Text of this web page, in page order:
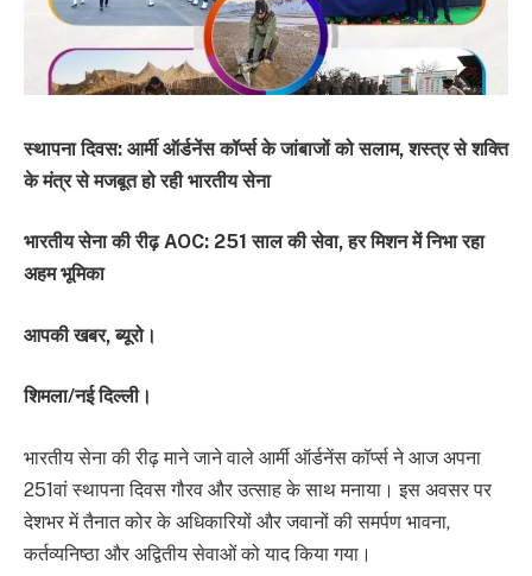
स्थापना दिवस: आर्मी ऑर्डनेंस कॉर्प्स के जांबाजों को सलाम, शस्त्र से शक्ति
के मंत्र से मजबूत हो रही भारतीय सेना
भारतीय सेना की रीढ़ AOC: 251 साल की सेवा, हर मिशन में निभा रहा
अहम भूमिका
आपकी खबर, ब्यूरो।
शिमला/नई दिल्ली।
भारतीय सेना की रीढ़ माने जाने वाले आर्मी ऑर्डनेंस कॉर्प्स ने आज अपना
251वां स्थापना दिवस गौरव और उत्साह के साथ मनाया। इस अवसर पर
देशभर में तैनात कोर के अधिकारियों और जवानों की समर्पण भावना,
कर्तव्यनिष्ठा और अद्वितीय सेवाओं को याद किया गया।